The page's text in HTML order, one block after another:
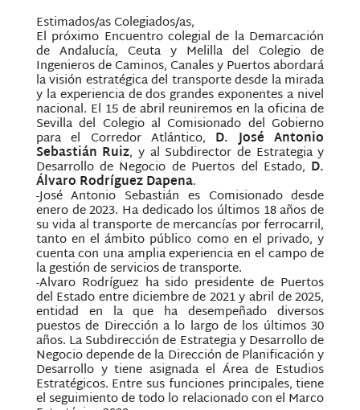
Estimados/as Colegiados/as,
El próximo Encuentro colegial de la Demarcación
de Andalucía, Ceuta y Melilla del Colegio de
Ingenieros de Caminos, Canales y Puertos abordará
la visión estratégica del transporte desde la mirada
y la experiencia de dos grandes exponentes a nivel
nacional. El 15 de abril reuniremos en la oficina de
Sevilla del Colegio al Comisionado del Gobierno
para el Corredor Atlántico, D. José Antonio
Sebastián Ruiz, y al Subdirector de Estrategia y
Desarrollo de Negocio de Puertos del Estado, D.
Álvaro Rodríguez Dapena.
-José Antonio Sebastián es Comisionado desde
enero de 2023. Ha dedicado los últimos 18 años de
su vida al transporte de mercancías por ferrocarril,
tanto en el ámbito público como en el privado, y
cuenta con una amplia experiencia en el campo de
la gestión de servicios de transporte.
-Alvaro Rodríguez ha sido presidente de Puertos
del Estado entre diciembre de 2021 y abril de 2025,
entidad en la que ha desempeñado diversos
puestos de Dirección a lo largo de los últimos 30
años. La Subdirección de Estrategia y Desarrollo de
Negocio depende de la Dirección de Planificación y
Desarrollo y tiene asignada el Área de Estudios
Estratégicos. Entre sus funciones principales, tiene
el seguimiento de todo lo relacionado con el Marco